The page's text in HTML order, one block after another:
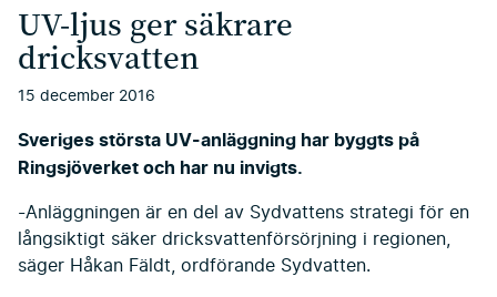
UV-ljus ger säkrare
dricksvatten
15 december 2016
Sveriges största UV-anläggning har byggts på
Ringsjöverket och har nu invigts.
-Anläggningen är en del av Sydvattens strategi för en
långsiktigt säker dricksvattenförsörjning i regionen,
säger Håkan Fäldt, ordförande Sydvatten.